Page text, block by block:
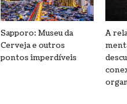
Sapporo: Museu da
Cerveja e outros
pontos imperdíveis
A